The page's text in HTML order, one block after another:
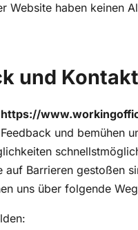
Website haben keinen
und
https://
und bemühen
Barrieren gestoßen
uns über folgende